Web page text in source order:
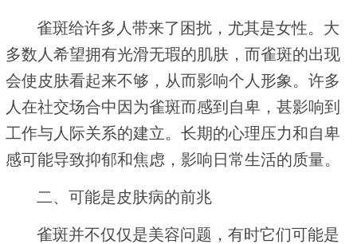
雀斑给许多人带来了困扰，尤其是女性。大
多数人希望拥有光滑无瑕的肌肤，而雀斑的出现
会使皮肤看起来不够，从而影响个人形象。许多
人在社交场合中因为雀斑而感到自卑，甚影响到
工作与人际关系的建立。长期的心理压力和自卑
感可能导致抑郁和焦虑，影响日常生活的质量。
二、可能是皮肤病的前兆
雀斑并不仅仅是美容问题，有时它们可能是